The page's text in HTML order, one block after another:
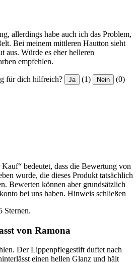
allerdings habe auch ich das Problem,
Bei meinem mittleren Hautton sieht
aus. Würde es eher helleren
empfehlen.
für dich hilfreich? Ja (1) Nein (0)
bedeutet, dass die Bewertung von
wurde, die dieses Produkt tatsächlich
Bewerten können aber grundsätzlich
bei uns haben. Hinweis schließen
Sternen.
von Ramona
Der Lippenpflegestift duftet nach
einen hellen Glanz und hält